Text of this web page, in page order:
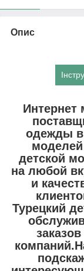
Опис
Интернет
одежды в
детской
на любой
и
Турецкий